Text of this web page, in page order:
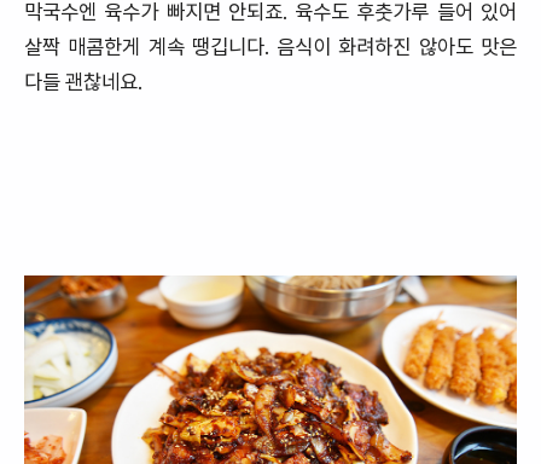
막국수엔 육수가 빠지면 안되죠. 육수도 후춧가루 들어 있어
살짝 매콤한게 계속 땡깁니다. 음식이 화려하진 않아도 맛은
다들 괜찮네요.